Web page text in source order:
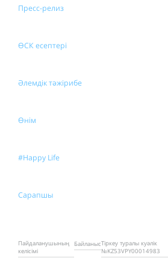
Пресс-релиз
ӨСК есептері
Әлемдік тәжірибе
Өнім
#Happy Life
Сарапшы
Пайдаланушының
келісімі
БайланысТіркеу туралы куәлік
№KZ53VPY00014983